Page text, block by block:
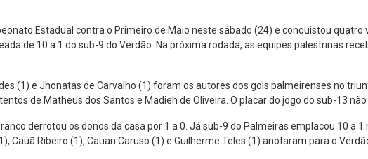
Estadual contra o Primeiro de Maio neste sábado (24) e conquistou quatro
de 10 a 1 do sub-9 do Verdão. Na próxima rodada, as equipes palestrinas
(1) e Jhonatas de Carvalho (1) foram os autores dos gols palmeirenses no
de Matheus dos Santos e Madieh de Oliveira. O placar do jogo do sub-13 não
derrotou os donos da casa por 1 a 0. Já sub-9 do Palmeiras emplacou 10 a
Cauã Ribeiro (1), Cauan Caruso (1) e Guilherme Teles (1) anotaram para o